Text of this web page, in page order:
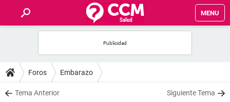
MENU
FOROS
SALUD
Foros Embarazo
Tema Anterior Siguiente Tema